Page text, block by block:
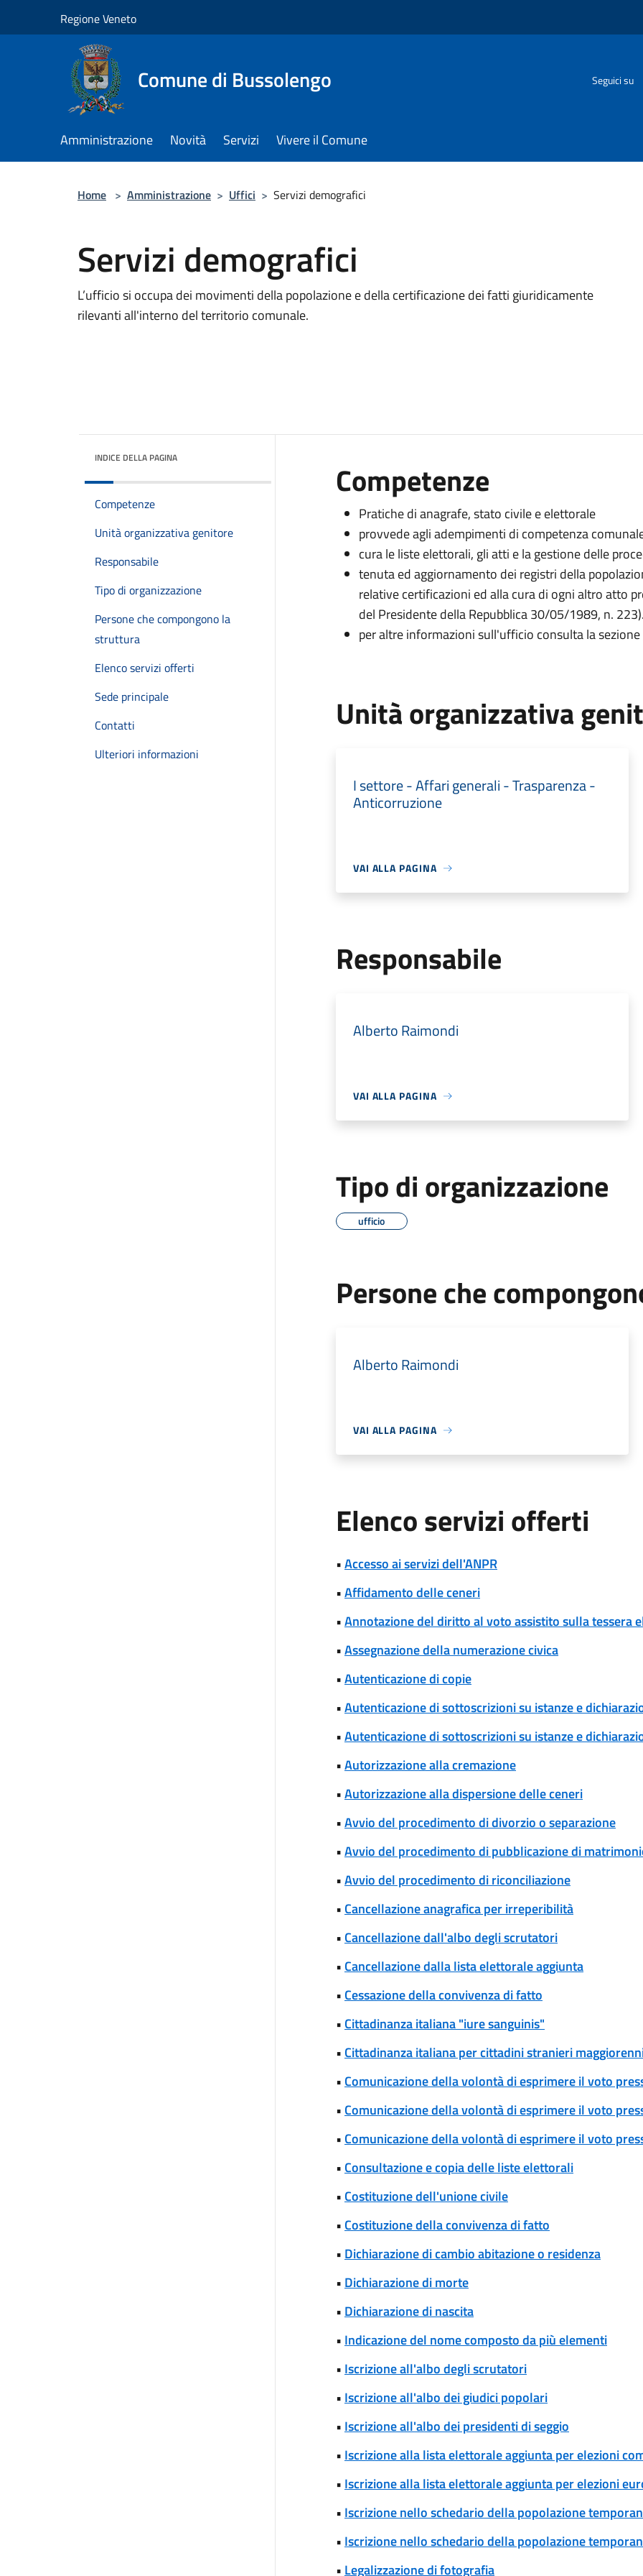
Regione Veneto
Comune di Bussolengo Seguici su
Amministrazione Novità Servizi Vivere il Comune
Home > Amministrazione > Uffici > Servizi demografici
Servizi demografici
L’ufficio si occupa dei movimenti della popolazione e della certificazione dei fatti giuridicamente
rilevanti all'interno del territorio comunale.
INDICE DELLA PAGINA
Competenze
Unità organizzativa genitore
Responsabile
Tipo di organizzazione
Persone che compongono la
struttura
Elenco servizi offerti
Sede principale
Contatti
Ulteriori informazioni
Competenze
Pratiche di anagrafe, stato civile e elettorale
provvede agli adempimenti di competenza
cura le liste elettorali, gli atti e la gestione delle
tenuta ed aggiornamento dei registri della
relative certificazioni ed alla cura di ogni altro atto
del Presidente della Repubblica 30/05/1989, n.
per altre informazioni sull'ufficio consulta la sezione
Unità organizzativa
I settore - Affari generali - Trasparenza -
Anticorruzione
VAI ALLA PAGINA
Responsabile
Alberto Raimondi
VAI ALLA PAGINA
Tipo di organizzazione
ufficio
Persone che
Alberto Raimondi
VAI ALLA PAGINA
Elenco servizi offerti
•Accesso ai servizi dell'ANPR
•Affidamento delle ceneri
•Annotazione del diritto al voto assistito sulla tessera
•Assegnazione della numerazione civica
•Autenticazione di copie
•Autenticazione di sottoscrizioni su istanze e
•Autenticazione di sottoscrizioni su istanze e
•Autorizzazione alla cremazione
•Autorizzazione alla dispersione delle ceneri
•Avvio del procedimento di divorzio o separazione
•Avvio del procedimento di pubblicazione di
•Avvio del procedimento di riconciliazione
• Cancellazione anagrafica per irreperibilità
• Cancellazione dall'albo degli scrutatori
• Cancellazione dalla lista elettorale aggiunta
• Cessazione della convivenza di fatto
• Cittadinanza italiana "iure sanguinis"
• Cittadinanza italiana per cittadini stranieri
• Comunicazione della volontà di esprimere il voto
• Comunicazione della volontà di esprimere il voto
• Comunicazione della volontà di esprimere il voto
• Consultazione e copia delle liste elettorali
• Costituzione dell'unione civile
• Costituzione della convivenza di fatto
• Dichiarazione di cambio abitazione o residenza
• Dichiarazione di morte
• Dichiarazione di nascita
• Indicazione del nome composto da più elementi
• Iscrizione all'albo degli scrutatori
• Iscrizione all'albo dei giudici popolari
• Iscrizione all'albo dei presidenti di seggio
• Iscrizione alla lista elettorale aggiunta per elezioni
• Iscrizione alla lista elettorale aggiunta per elezioni
• Iscrizione nello schedario della popolazione
• Iscrizione nello schedario della popolazione
• Legalizzazione di fotografia